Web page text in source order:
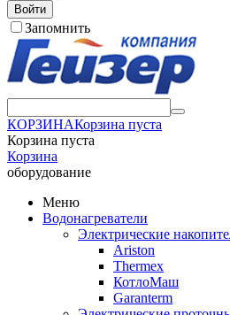
Войти
Запомнить
КОРЗИНАКорзина пуста
Корзина пуста
Корзина
оборудование
Меню
Водонагреватели
Электрические
Ariston
Thermex
КотлоМаш
Garanterm